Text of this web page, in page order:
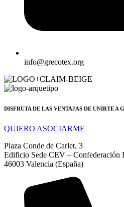
info@grecotex.org
DISFRUTA DE LAS VENTAJAS DE UNIRTE A
QUIERO ASOCIARME
Plaza Conde de Carlet, 3
Edificio Sede CEV – Confederación
46003 Valencia (España)